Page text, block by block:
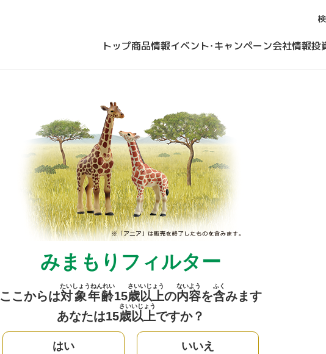
トップ商品情報イベント・キャンペーン会社情報投
みまもりフィルター
ここからは対象年齢
たいしょうねんれい
15歳
さい
以上
いじょう
の内容
ないよう
を含
ふく
みます
あなたは15歳
さい
以上
いじょう
ですか？
はい いいえ